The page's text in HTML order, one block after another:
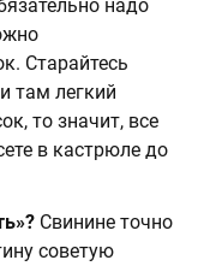
надо
Старайтесь
там легкий
то значит, все
в кастрюле до
Свинине точно
советую